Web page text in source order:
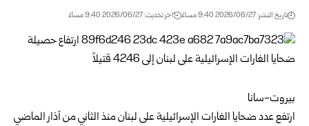
تاريخ النشر: 2026/06/27 9:40 مساءً اخر تحديث: 2026/06/27 9:40 مساءً
بيروت-سانا
ارتفع عدد ضحايا الغارات الإسرائيلية على لبنان منذ الثاني من آذار الماضي